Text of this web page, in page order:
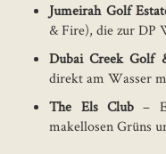
Jumeirah Golf
& Fire), die zur DP
Dubai Creek Golf
direkt am Wasser
The Els Club –
makellosen Grüns